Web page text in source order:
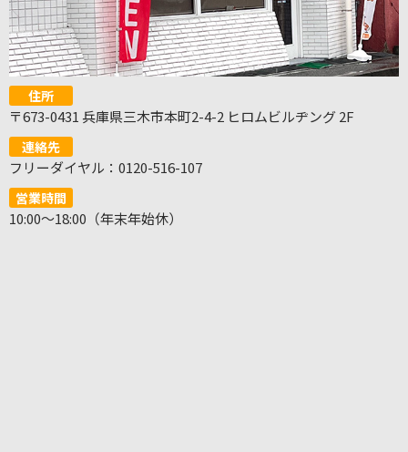
住所
〒673-0431 兵庫県三木市本町2-4-2 ヒロムビルヂング 2F
連絡先
フリーダイヤル：0120-516-107
営業時間
10:00～18:00（年末年始休）